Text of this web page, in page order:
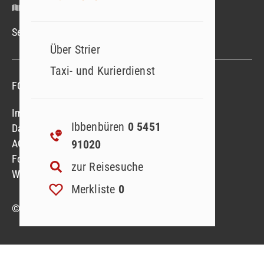
Über Strier
Taxi- und Kurierdienst
Ibbenbüren 0 5451
91020
zur Reisesuche
Merkliste 0
Service-Hotline Mo.–Fr. 09.00–18.00 Uhr
© 2023 Strier Reisen GmbH & Co. KG
Impressum
Datenschutzerklärung
AGB
Formblatt
Widerruf Reiseversicherung
FOLGEN SIE UNS